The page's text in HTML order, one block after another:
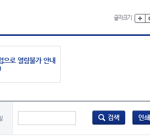
글자크기
으로 열람불가 안내